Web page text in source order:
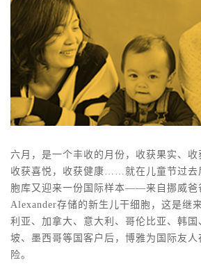
六月，是一个丰收的月份，收获果实、收
收获喜悦，收获健康……就在儿童节过去
胞库 又迎来一份国际样本——来自挪威爸
Alexander存储的新生儿干细胞 ，这是继
利亚、加拿大、意大利、哥伦比亚、韩国
坡、墨西哥等国客户后，博雅为国际友
险。